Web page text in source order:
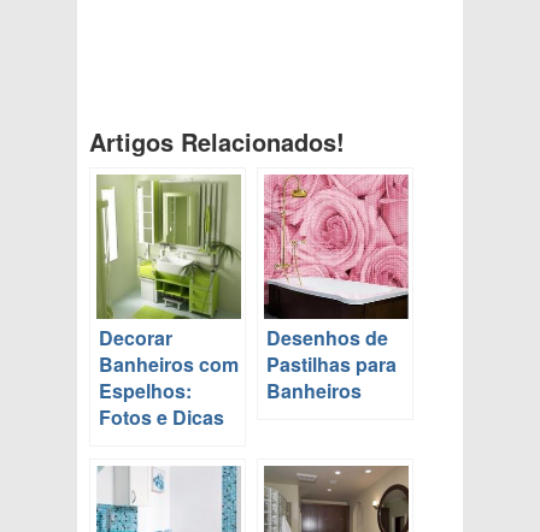
Artigos Relacionados!
Decorar
Banheiros com
Espelhos:
Fotos e Dicas
Desenhos de
Pastilhas para
Banheiros